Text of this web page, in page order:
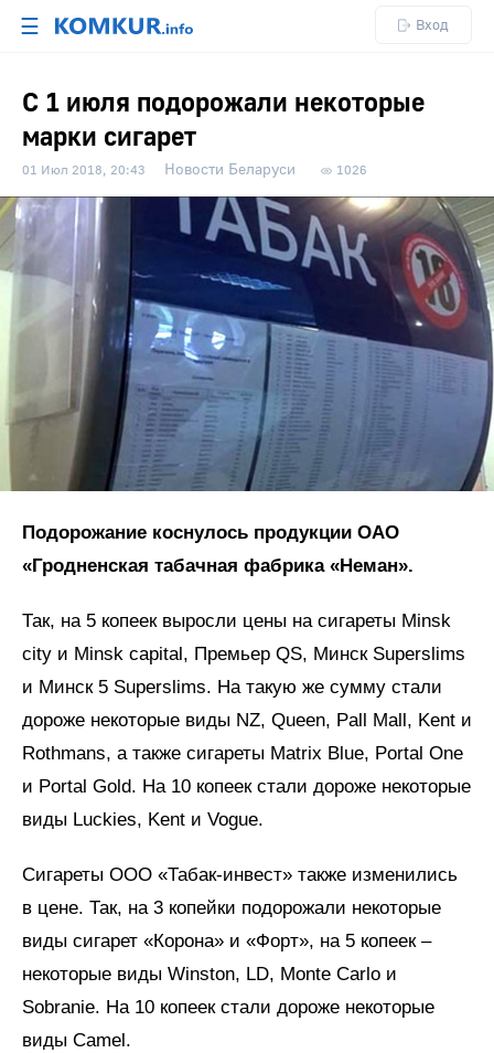
☰ Вход
С 1 июля подорожали некоторые
марки сигарет
01 Июл 2018, 20:43 Новости Беларуси 1026
Подорожание коснулось продукции ОАО
«Гродненская табачная фабрика «Неман».
Так, на 5 копеек выросли цены на сигареты Minsk
city и Minsk capital, Премьер QS, Минск Superslims
и Минск 5 Superslims. На такую же сумму стали
дороже некоторые виды NZ, Queen, Pall Mall, Kent и
Rothmans, а также сигареты Matrix Blue, Portal One
и Portal Gold. На 10 копеек стали дороже некоторые
виды Luckies, Kent и Vogue.
Сигареты ООО «Табак-инвест» также изменились
в цене. Так, на 3 копейки подорожали некоторые
виды сигарет «Корона» и «Форт», на 5 копеек –
некоторые виды Winston, LD, Monte Carlo и
Sobranie. На 10 копеек стали дороже некоторые
виды Camel.